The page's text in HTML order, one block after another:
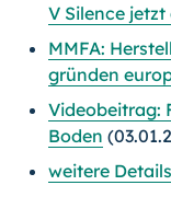
V Silence
MMFA:
gründen
Videobeitrag:
Boden
weitere